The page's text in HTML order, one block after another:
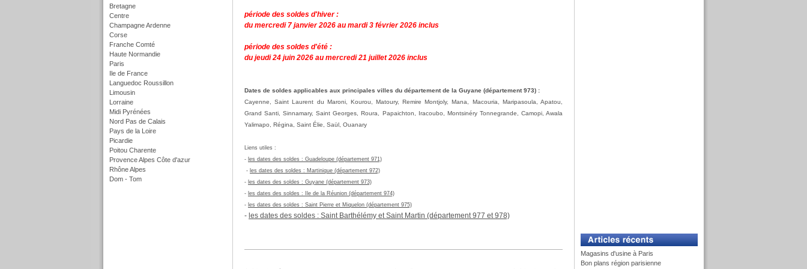
Bretagne
Centre
Champagne Ardenne
Corse
Franche Comté
Haute Normandie
Paris
Ile de France
Languedoc Roussillon
Limousin
Lorraine
Midi Pyrénées
Nord Pas de Calais
Pays de la Loire
Picardie
Poitou Charente
Provence Alpes Côte d'azur
Rhône Alpes
Dom - Tom
période des soldes d'hiver :
du mercredi 7 janvier2026 au mardi 3 février2026 inclus
période des soldes d'été :
du jeudi 24 juin 2026 au mercredi 21 juillet2026 inclus
Dates de soldes applicables aux principales villes du département de la Guyane (département 973) :
Cayenne, Saint Laurent du Maroni, Kourou, Matoury, Remire Montjoly, Mana, Macouria, Maripasoula, Apatou,
Grand Santi, Sinnamary, Saint Georges, Roura, Papaichton, Iracoubo, Montsinéry Tonnegrande, Camopi, Awala
Yalimapo, Régina, Saint Élie, Saül, Ouanary
Liens utiles :
- les dates des soldes : Guadeloupe (département 971)
- les dates des soldes : Martinique (département 972)
- les dates des soldes : Guyane (département 973)
- les dates des soldes :
Ile de la Réunion (département 974)
- les dates des soldes : Saint Pierre et Miquelon (département 975)
- les dates des soldes : Saint Barthélémy et Saint Martin (département 977 et 978)
Magasins d'usine à Paris
Bon plans région parisienne